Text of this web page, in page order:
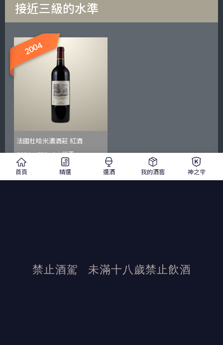
接近三級的水準
2004
法國杜哈米濃酒莊 紅酒
2004 750ml 紅酒
$ 5,050 $ 5,050
首頁 精選 選酒 我的酒窖 神之雫
禁止酒駕 未滿十八歲禁止飲酒